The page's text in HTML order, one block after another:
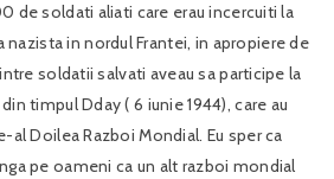
de soldati aliati care erau incercuiti la
in nordul Frantei, in apropiere de
soldatii salvati aveau sa participe la
timpul Dday ( 6 iunie 1944), care au
al Doilea Razboi Mondial. Eu sper ca
pe oameni ca un alt razboi mondial